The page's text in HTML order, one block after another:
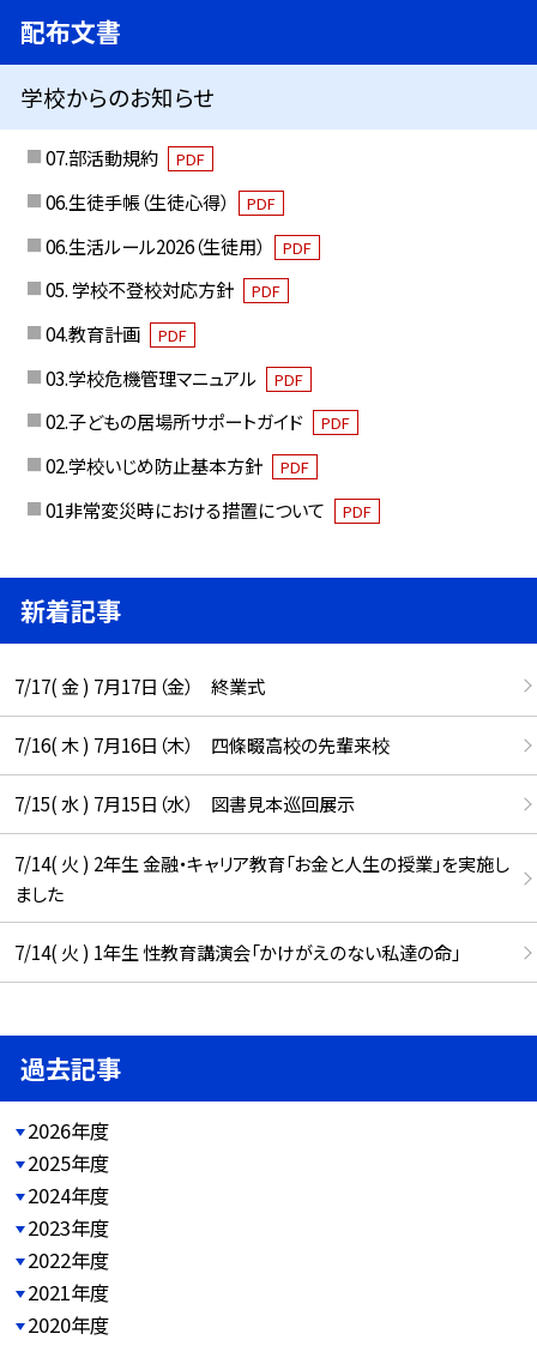
配布文書
学校からのお知らせ
07.部活動規約 PDF
06.生徒手帳（生徒心得） PDF
06.生活ルール2026（生徒用） PDF
05. 学校不登校対応方針 PDF
04.教育計画 PDF
03.学校危機管理マニュアル PDF
02.子どもの居場所サポートガイド PDF
02.学校いじめ防止基本方針 PDF
01非常変災時における措置について PDF
新着記事
7/17( 金 ) 7月17日（金） 終業式
7/16( 木 ) 7月16日（木） 四條畷高校の先輩来校
7/15( 水 ) 7月15日（水） 図書見本巡回展示
7/14( 火 ) 2年生 金融・キャリア教育「お金と人生の授業」を実施し
ました
7/14( 火 ) 1年生 性教育講演会「かけがえのない私達の命」
過去記事
2026年度
2025年度
2024年度
2023年度
2022年度
2021年度
2020年度